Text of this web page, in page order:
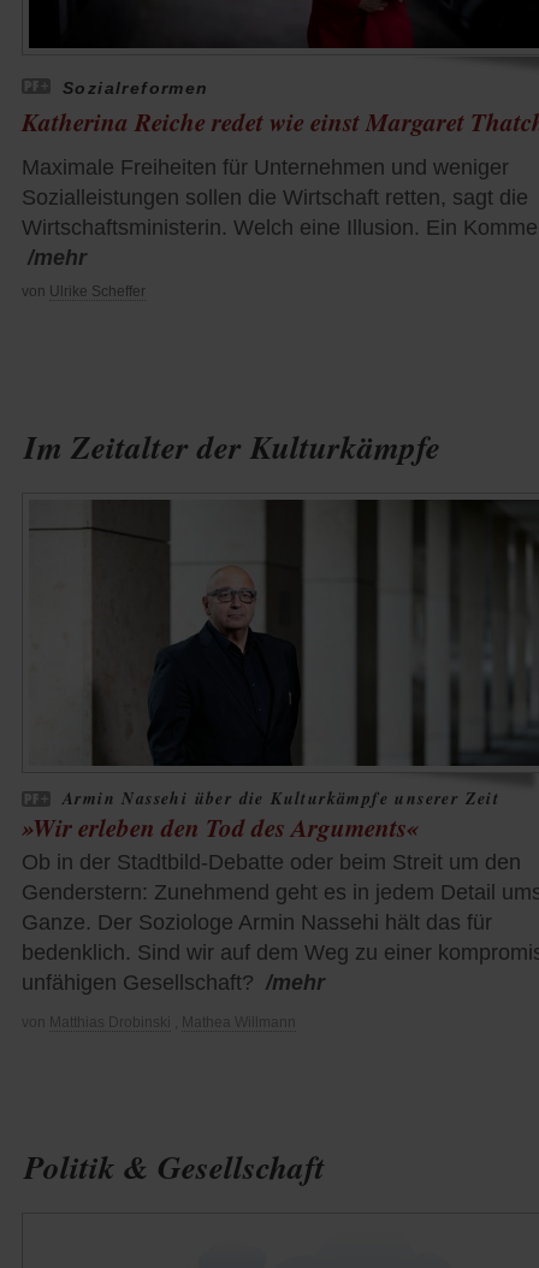
Sozialreformen
Katherina Reiche redet wie einst Margaret
Maximale Freiheiten für Unternehmen und weniger
Sozialleistungen sollen die Wirtschaft retten, sagt die
Wirtschaftsministerin. Welch eine Illusion. Ein
/mehr
von Ulrike Scheffer
Im Zeitalter der Kulturkämpfe
Armin Nassehi über die Kulturkämpfe unserer Zeit
»Wir erleben den Tod des Arguments«
Ob in der Stadtbild-Debatte oder beim Streit um den
Genderstern: Zunehmend geht es in jedem Detail
Ganze. Der Soziologe Armin Nassehi hält das für
bedenklich. Sind wir auf dem Weg zu einer
unfähigen Gesellschaft? /mehr
von Matthias Drobinski Mathea Willmann
Politik & Gesellschaft